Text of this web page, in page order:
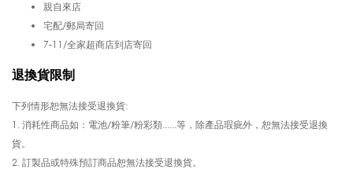
親自來店
宅配/郵局寄回
7-11/全家超商店到店寄回
退換貨限制
下列情形恕無法接受退換貨:
1. 消耗性商品如：電池/粉筆/粉彩類......等，除產品瑕疵外，恕無法接受退換
貨。
2. 訂製品或特殊預訂商品恕無法接受退換貨。